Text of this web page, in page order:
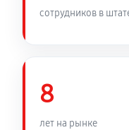
сотрудников в
8
лет на рынке